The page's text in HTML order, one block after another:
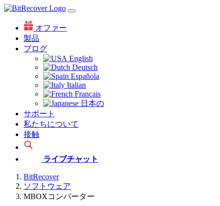
オファー
製品
ブログ
English
Deutsch
Española
Italian
Français
日本の
サポート
私たちについて
接触
ライブチャット
BitRecover
ソフトウェア
MBOXコンバーター